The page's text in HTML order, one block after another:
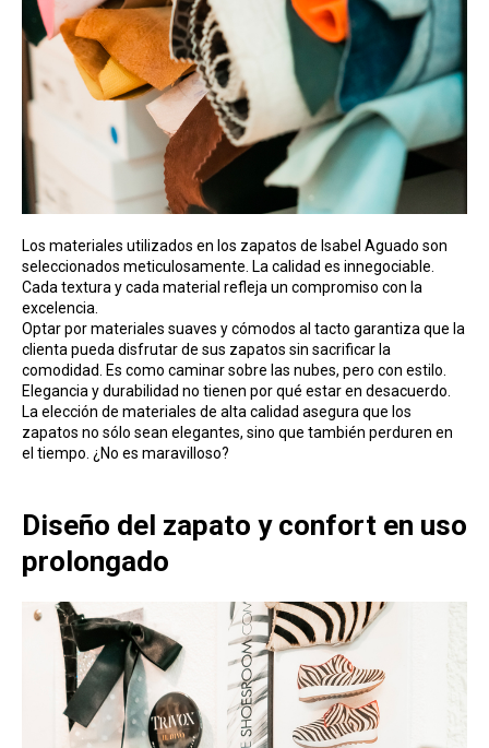
Los materiales utilizados en los zapatos de Isabel Aguado son
seleccionados meticulosamente. La calidad es innegociable.
Cada textura y cada material refleja un compromiso con la
excelencia.
Optar por materiales suaves y cómodos al tacto garantiza que la
clienta pueda disfrutar de sus zapatos sin sacrificar la
comodidad. Es como caminar sobre las nubes, pero con estilo.
Elegancia y durabilidad no tienen por qué estar en desacuerdo.
La elección de materiales de alta calidad asegura que los
zapatos no sólo sean elegantes, sino que también perduren en
el tiempo. ¿No es maravilloso?
Diseño del zapato y confort en uso
prolongado